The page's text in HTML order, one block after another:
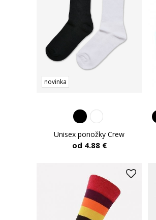
novinka
Unisex ponožky Crew
od 4.88 €